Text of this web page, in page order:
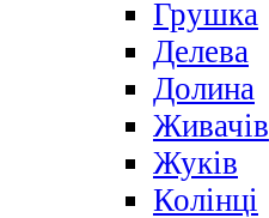
Грушка
Делева
Долина
Живачів
Жуків
Колінці